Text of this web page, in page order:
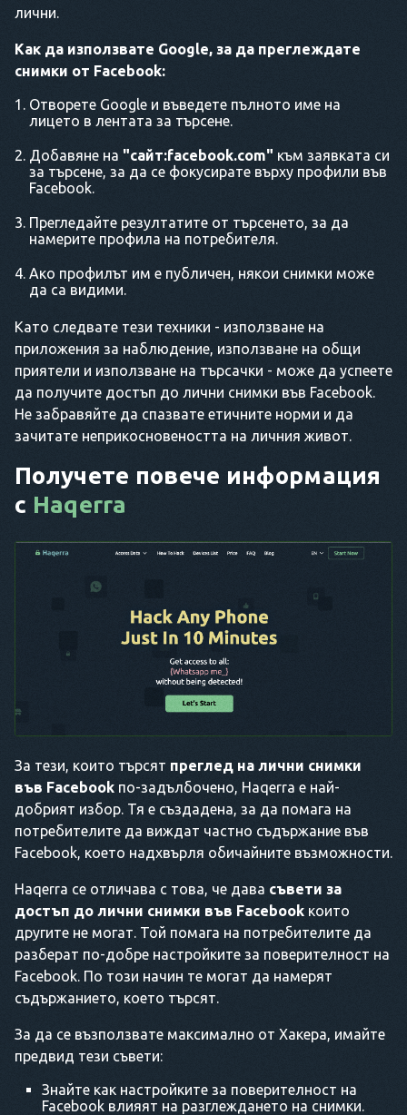
лични.
Как да използвате Google, за да преглеждате
снимки от Facebook:
Отворете Google и въведете пълното име на
лицето в лентата за търсене.
Добавяне на "сайт:facebook.com" към заявката си
за търсене, за да се фокусирате върху профили във
Facebook.
Прегледайте резултатите от търсенето, за да
намерите профила на потребителя.
Ако профилът им е публичен, някои снимки може
да са видими.
Като следвате тези техники - използване на
приложения за наблюдение, използване на общи
приятели и използване на търсачки - може да успеете
да получите достъп до лични снимки във Facebook.
Не забравяйте да спазвате етичните норми и да
зачитате неприкосновеността на личния живот.
Получете повече информация
с Haqerra
За тези, които търсят преглед на лични снимки
във Facebook по-задълбочено, Haqerra е най-
добрият избор. Тя е създадена, за да помага на
потребителите да виждат частно съдържание във
Facebook, което надхвърля обичайните възможности.
Haqerra се отличава с това, че дава съвети за
достъп до лични снимки във Facebook които
другите не могат. Той помага на потребителите да
разберат по-добре настройките за поверителност на
Facebook. По този начин те могат да намерят
съдържанието, което търсят.
За да се възползвате максимално от Хакера, имайте
предвид тези съвети:
Знайте как настройките за поверителност на
Facebook влияят на разглеждането на снимки.